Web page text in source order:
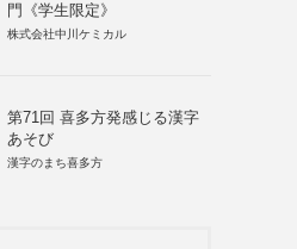
門《学生限定》
株式会社中川ケミカル
第71回 喜多方発感じる漢字
あそび
漢字のまち喜多方